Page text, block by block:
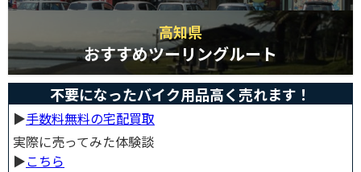
高知県
おすすめツーリングルート
不要になったバイク用品高く売れます！
▶︎手数料無料の宅配買取
実際に売ってみた体験談
▶︎こちら